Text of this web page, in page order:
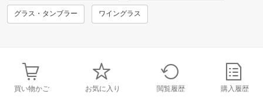
グラス・タンブラー ワイングラス
買い物かご お気に入り 閲覧履歴 購入履歴